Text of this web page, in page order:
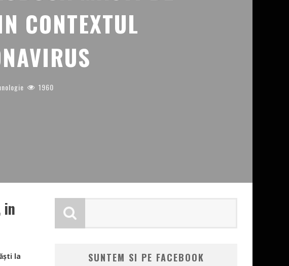
CONTEXTUL
1960
in
la
SUNTEM SI PE FACEBOOK